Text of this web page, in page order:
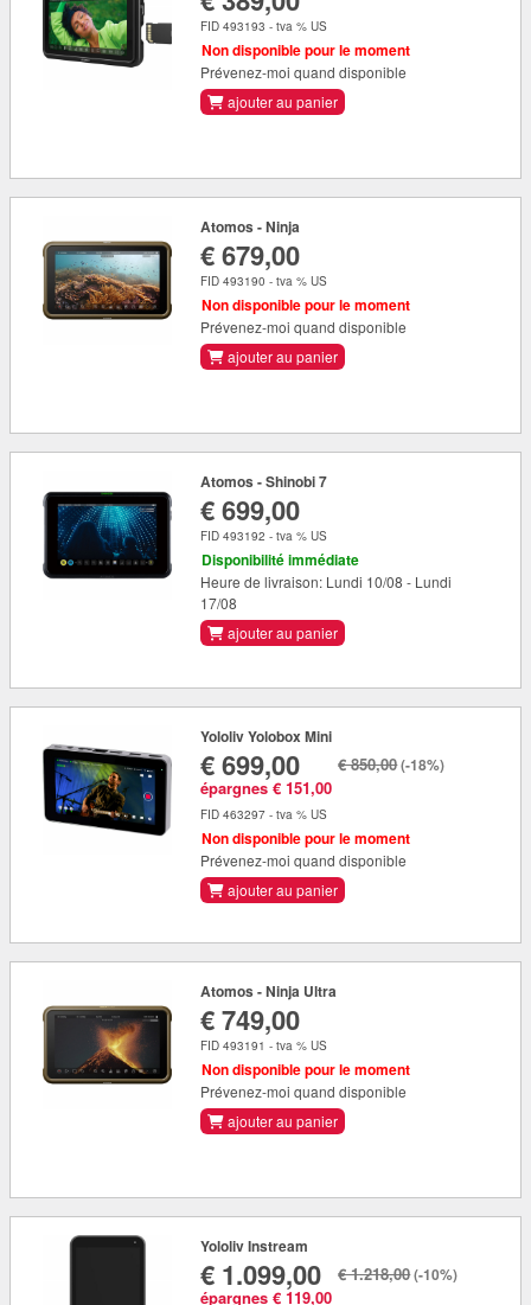
FID 493193 - tva % US
Non disponible pour le moment
Prévenez-moi quand disponible
ajouter au panier
Atomos - Ninja
€ 679,00
FID 493190 - tva % US
Non disponible pour le moment
Prévenez-moi quand disponible
ajouter au panier
Atomos - Shinobi 7
€ 699,00
FID 493192 - tva % US
Disponibilité immédiate
Heure de livraison: Lundi 10/08 - Lundi
17/08
ajouter au panier
Yololiv Yolobox Mini
€ 699,00
épargnes € 151,00
€ 850,00(-18%)
FID 463297 - tva % US
Non disponible pour le moment
Prévenez-moi quand disponible
ajouter au panier
Atomos - Ninja Ultra
€ 749,00
FID 493191 - tva % US
Non disponible pour le moment
Prévenez-moi quand disponible
ajouter au panier
Yololiv Instream
€ 1.099,00
épargnes € 119,00
€ 1.218,00(-10%)